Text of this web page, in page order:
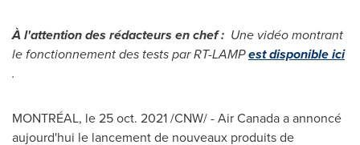
À l'attention des rédacteurs en chef : Une vidéo montrant
le fonctionnement des tests par RT-LAMPest disponible ici
.
MONTRÉAL, le25 oct. 2021/CNW/ - Air Canada a annoncé
aujourd'hui le lancement de nouveaux produits de